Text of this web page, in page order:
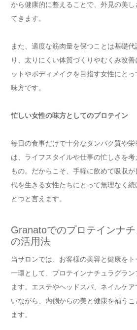
から健康的に整えることで、外見の美
てきます。
また、適度な筋肉量を保つことは基礎
り、太りにくい体質づくりやむくみ改
ットやボディメイクを目指す女性にと
味方です。
忙しい女性の味方としてのプロテイン
毎日の食事だけで十分なタンパク質や栄
は、ライフスタイルや仕事の忙しさを
もの。だからこそ、手軽に飲めて吸収
代を生きる女性たちにとって無理なく
とつと言えます。
Granatoでのプロテインナ
の活用法
当サロンでは、お客様の美容と健康を
一環として、プロテインナチュラグラン
ます。エステやヘッドスパ、ネイルケ
いながら、内側からの美と健康を補う
ます。